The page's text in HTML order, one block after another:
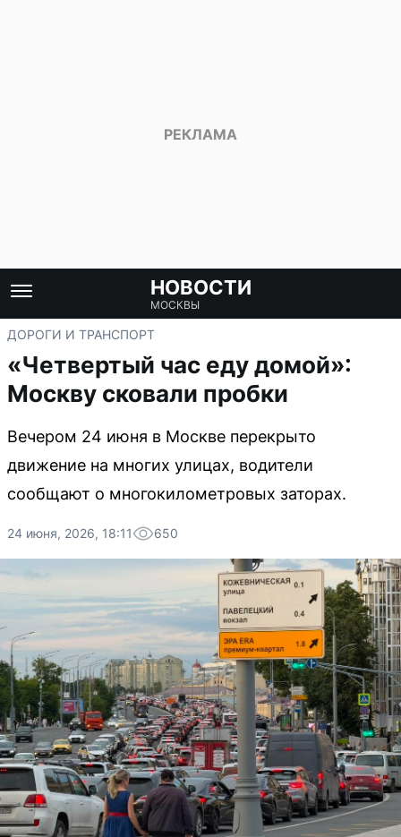
НОВОСТИ
МОСКВЫ
ДОРОГИ И ТРАНСПОРТ
«Четвертый час еду домой»:
Москву сковали пробки
Вечером 24 июня в Москве перекрыто
движение на многих улицах, водители
сообщают о многокилометровых заторах.
24 июня, 2026, 18:11 650